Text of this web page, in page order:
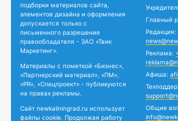
подборки материалов сайта,
элементов дизайна и оформления
допускается только с
письменного разрешения
правообладателя - ЗАО «Твик
Маркетинг».
Материалы с пометкой «Бизнес»,
«Партнерский материал», «ПМ»,
«PR», «Спецпроект» - публикуются
на правах рекламы.
Сайт newkaliningrad.ru использует
файлы cookie. Продолжая работу
Главный
Редакция:
Реклама:
Афиша:
Общие